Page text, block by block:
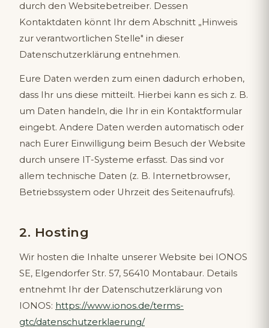
durch den Websitebetreiber. Dessen
Kontaktdaten könnt Ihr dem Abschnitt „Hinweis
zur verantwortlichen Stelle" in dieser
Datenschutzerklärung entnehmen.
Eure Daten werden zum einen dadurch erhoben,
dass Ihr uns diese mitteilt. Hierbei kann es sich z. B.
um Daten handeln, die Ihr in ein Kontaktformular
eingebt. Andere Daten werden automatisch oder
nach Eurer Einwilligung beim Besuch der Website
durch unsere IT-Systeme erfasst. Das sind vor
allem technische Daten (z. B. Internetbrowser,
Betriebssystem oder Uhrzeit des Seitenaufrufs).
2. Hosting
Wir hosten die Inhalte unserer Website bei IONOS
SE, Elgendorfer Str. 57, 56410 Montabaur. Details
entnehmt Ihr der Datenschutzerklärung von
IONOS: https://www.ionos.de/terms-
gtc/datenschutzerklaerung/